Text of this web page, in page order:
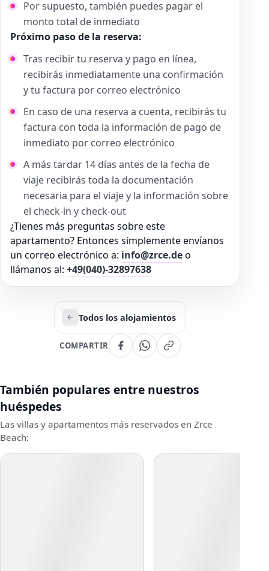
Por supuesto, también puedes pagar el
monto total de inmediato
Próximo paso de la reserva:
Tras recibir tu reserva y pago en línea,
recibirás inmediatamente una confirmación
y tu factura por correo electrónico
En caso de una reserva a cuenta, recibirás tu
factura con toda la información de pago de
inmediato por correo electrónico
A más tardar 14 días antes de la fecha de
viaje recibirás toda la documentación
necesaria para el viaje y la información sobre
el check-in y check-out
¿Tienes más preguntas sobre este
apartamento? Entonces simplemente envíanos
un correo electrónico a: info@zrce.deo
llámanos al: +49(040)-32897638
Todos los alojamientos
COMPARTIR
También populares entre nuestros
huéspedes
Las villas y apartamentos más reservados en Zrce
Beach: